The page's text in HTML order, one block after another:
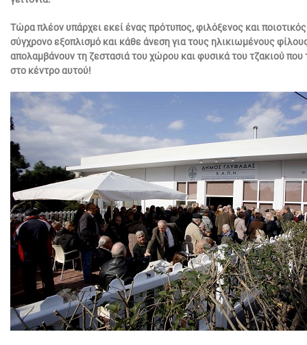
Τώρα πλέον υπάρχει εκεί ένας πρότυπος, φιλόξενος και
σύγχρονο εξοπλισμό και κάθε άνεση για τους ηλικιωμένους
απολαμβάνουν τη ζεστασιά του χώρου και φυσικά του τζακιού
στο κέντρο αυτού!